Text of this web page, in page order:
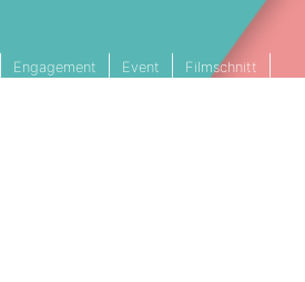
Engagement Event
Filmschnitt